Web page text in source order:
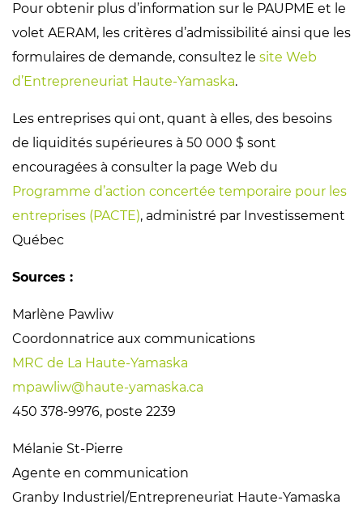
Pour obtenir plus d’information sur le PAUPME et le
volet AERAM, les critères d’admissibilité ainsi que les
formulaires de demande, consultez le site Web
d’Entrepreneuriat Haute-Yamaska.
Les entreprises qui ont, quant à elles, des besoins
de liquidités supérieures à 50 000 $ sont
encouragées à consulter la page Web du
Programme d’action concertée temporaire pour les
entreprises (PACTE), administré par Investissement
Québec
Sources :
Marlène Pawliw
Coordonnatrice aux communications
MRC de La Haute-Yamaska
mpawliw@haute-yamaska.ca
450 378-9976, poste 2239
Mélanie St-Pierre
Agente en communication
Granby Industriel/Entrepreneuriat Haute-Yamaska